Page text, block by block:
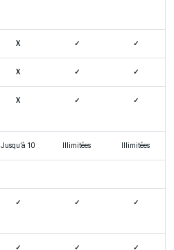
X ✓ ✓
X ✓ ✓
X ✓ ✓
Jusqu’à 10 Illimitées Illimitées
✓ ✓ ✓
✓ ✓ ✓